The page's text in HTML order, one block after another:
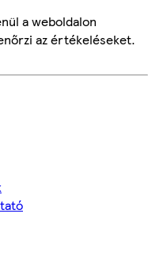
a weboldalon
az értékeléseket.